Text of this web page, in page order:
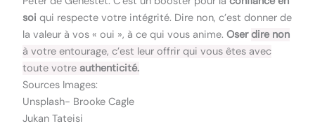
soi qui respecte votre intégrité. Dire non, c’est donner de
la valeur à vos « oui », à ce qui vous anime.Oserdire non
à votre entourage, c’est leur offrir qui vous êtes avec
toute votreauthenticité.
Sources Images:
Unsplash- Brooke Cagle
Jukan Tateisi